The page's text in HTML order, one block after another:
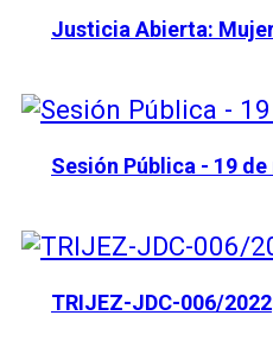
Justicia Abierta:
Sesión Pública - 19
TRIJEZ-JDC-006/2022